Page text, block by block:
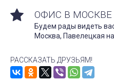
ОФИС В МОСКВЕ
Будем рады видеть
Москва, Павелецкая
РАССКАЗАТЬ ДРУЗЬЯМ!